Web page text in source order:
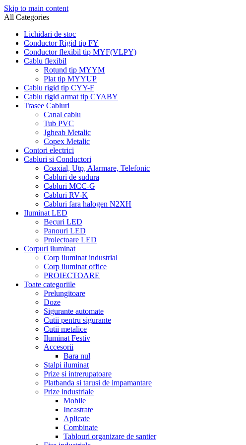
Skip to main content
All Categories
Lichidari de stoc
Conductor Rigid tip FY
Conductor flexibil tip MYF(VLPY)
Cablu flexibil
Rotund tip MYYM
Plat tip MYYUP
Cablu rigid tip CYY-F
Cablu rigid armat tip CYABY
Trasee Cabluri
Canal cablu
Tub PVC
Jgheab Metalic
Copex Metalic
Contori electrici
Cabluri si Conductori
Coaxial, Utp, Alarmare, Telefonic
Cabluri de sudura
Cabluri MCC-G
Cabluri RV-K
Cabluri fara halogen N2XH
Iluminat LED
Becuri LED
Panouri LED
Proiectoare LED
Corpuri iluminat
Corp iluminat industrial
Corp iluminat office
PROIECTOARE
Toate categoriile
Prelungitoare
Doze
Sigurante automate
Cutii pentru sigurante
Cutii metalice
Iluminat Festiv
Accesorii
Bara nul
Stalpi iluminat
Prize si intrerupatoare
Platbanda si tarusi de impamantare
Prize industriale
Mobile
Incastrate
Aplicate
Combinate
Tablouri organizare de santier